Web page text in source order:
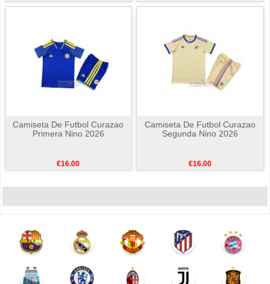
Camiseta De Futbol Curazao
Primera Nino 2026
€16.00
Camiseta De Futbol Curazao
Segunda Nino 2026
€16.00